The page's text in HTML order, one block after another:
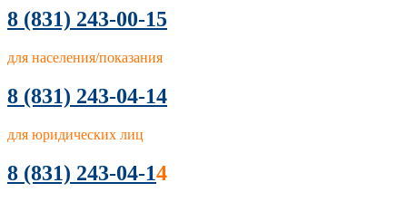
8 (831) 243-00-15
для населения/показания
8 (831) 243-04-14
для юридических лиц
8 (831) 243-04-14